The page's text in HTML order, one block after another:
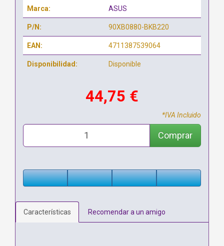
Marca: ASUS
P/N: 90XB0880-BKB220
EAN: 4711387539064
Disponibilidad: Disponible
44,75 €
*IVA Incluido
Comprar
Características Recomendar a un amigo